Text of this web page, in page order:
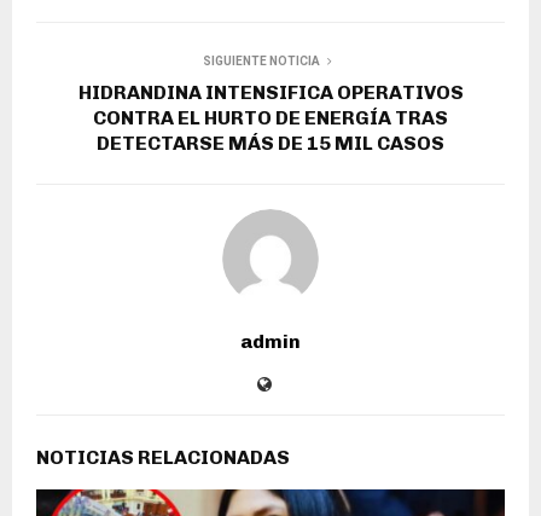
SIGUIENTE NOTICIA
HIDRANDINA INTENSIFICA OPERATIVOS
CONTRA EL HURTO DE ENERGÍA TRAS
DETECTARSE MÁS DE 15 MIL CASOS
admin
NOTICIAS RELACIONADAS